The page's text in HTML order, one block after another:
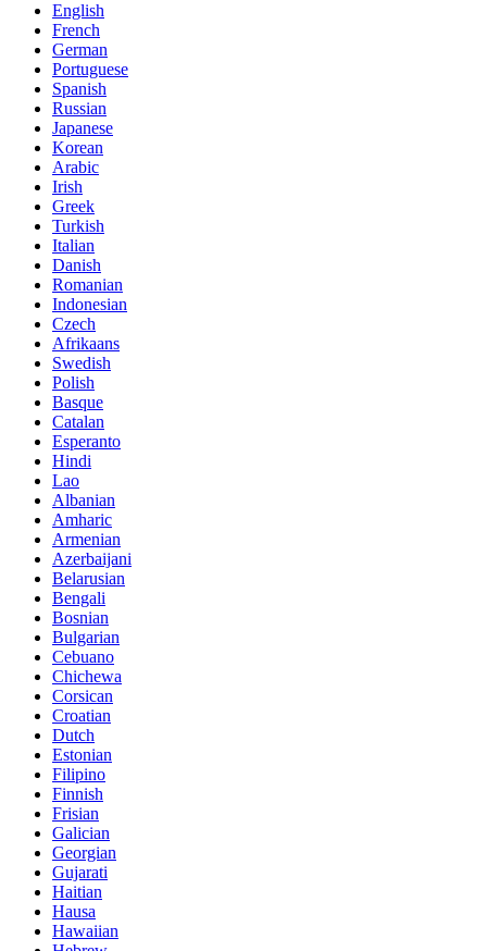
English
French
German
Portuguese
Spanish
Russian
Japanese
Korean
Arabic
Irish
Greek
Turkish
Italian
Danish
Romanian
Indonesian
Czech
Afrikaans
Swedish
Polish
Basque
Catalan
Esperanto
Hindi
Lao
Albanian
Amharic
Armenian
Azerbaijani
Belarusian
Bengali
Bosnian
Bulgarian
Cebuano
Chichewa
Corsican
Croatian
Dutch
Estonian
Filipino
Finnish
Frisian
Galician
Georgian
Gujarati
Haitian
Hausa
Hawaiian